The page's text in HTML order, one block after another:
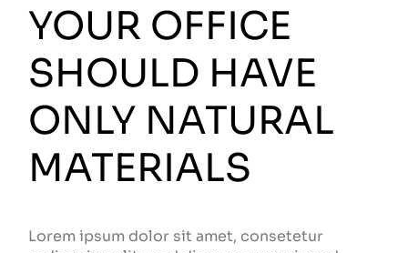
YOUR OFFICE
SHOULD HAVE
ONLY NATURAL
MATERIALS
Lorem ipsum dolor sit amet, consetetur